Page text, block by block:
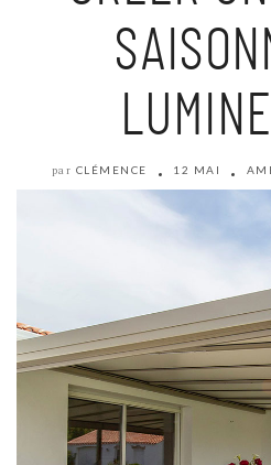
par CLÉMENCE 12 MAI